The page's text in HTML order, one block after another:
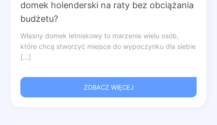
domek holenderski na raty bez obciążania
budżetu?
Własny domek letniskowy to marzenie wielu osób,
które chcą stworzyć miejsce do wypoczynku dla siebie
[...]
ZOBACZ WIĘCEJ